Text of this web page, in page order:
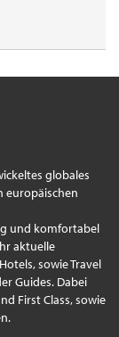
globales
europäischen
und komfortabel
aktuelle
sowie Travel
Guides. Dabei
First Class, sowie